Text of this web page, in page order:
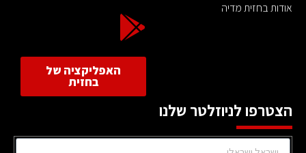
אודות בחזית מדיה
האפליקציה של
בחזית
הצטרפו לניוזלטר שלנו